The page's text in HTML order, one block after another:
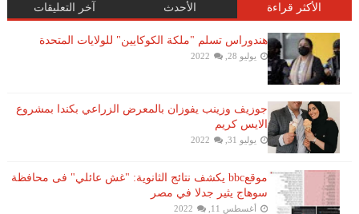
الأكثر قراءة الأحدث آخر التعليقات
هندوراس تسلم "ملكة الكوكايين" للولايات المتحدة
يوليو 28, 2022
جوزيف وزينب يفوزان بالمعرض الزراعي بكندا بمشروع
الايس كريم
يوليو 31, 2022
موقعbbc يكشف نتائج الثانوية: "غش عائلي" فى محافظة
سوهاج يثير جدلا في مصر
أغسطس 11, 2022